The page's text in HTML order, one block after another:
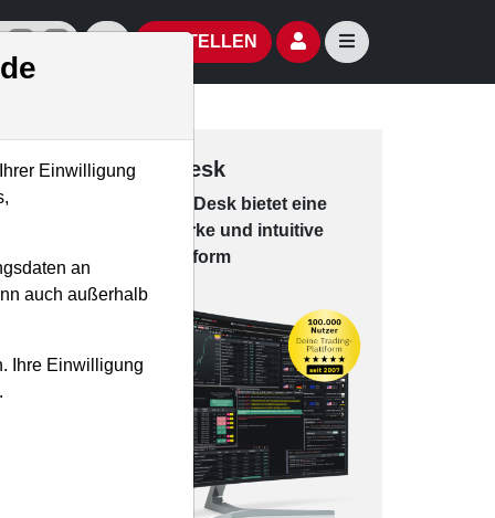
Social Media-Accounts
Aktien- und Artikelsuche öffnen
BESTELLEN Seitennavigation
Trading-Desk
Desk bie­tet eine
leis­tungs­star­ke und in­tui­tive
Han­dels­platt­form
Einwilligung
an
auch außerhalb
Ihre Einwilligung